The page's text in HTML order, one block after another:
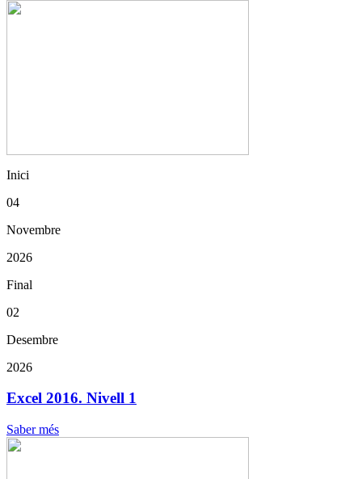
Inici
04
Novembre
2026
Final
02
Desembre
2026
Excel 2016. Nivell 1
Saber més